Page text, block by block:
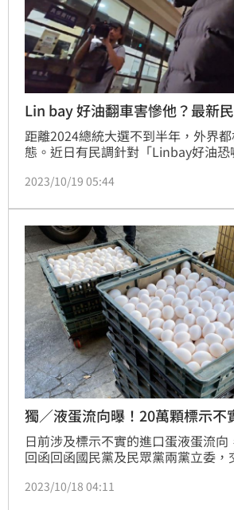
Lin bay 好油翻車害慘他？最新
距離2024總統大選不到半年，外界
態。近日有民調針對「Linbay好油
友宜負面影響最大」。
2023/10/19 05:44
獨／液蛋流向曝！20萬顆標示不
日前涉及標示不實的進口蛋液蛋流向
回函回函國民黨及民眾黨兩黨立委，
署副署長林金富於記者會強調，除了
2023/10/18 04:11